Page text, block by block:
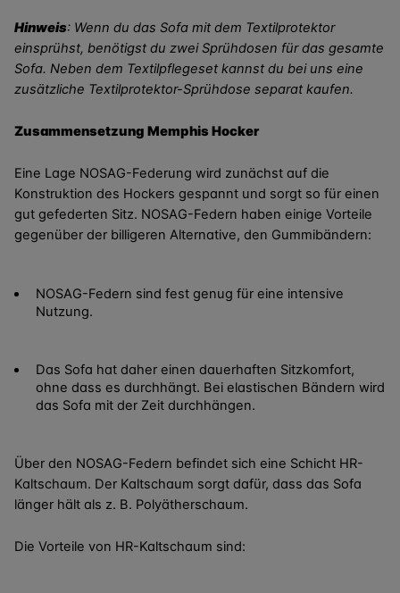
Hinweis: Wenn du das Sofa mit dem Textilprotektor
einsprühst, benötigst du zwei Sprühdosen für das gesamte
Sofa. Neben dem Textilpflegeset kannst du bei uns eine
zusätzliche Textilprotektor-Sprühdose separat kaufen.
Zusammensetzung Memphis Hocker
Eine Lage NOSAG-Federung wird zunächst auf die
Konstruktion des Hockers gespannt und sorgt so für einen
gut gefederten Sitz. NOSAG-Federn haben einige Vorteile
gegenüber der billigeren Alternative, den Gummibändern:
NOSAG-Federn sind fest genug für eine intensive
Nutzung.
Das Sofa hat daher einen dauerhaften Sitzkomfort,
ohne dass es durchhängt. Bei elastischen Bändern wird
das Sofa mit der Zeit durchhängen.
Über den NOSAG-Federn befindet sich eine Schicht HR-
Kaltschaum. Der Kaltschaum sorgt dafür, dass das Sofa
länger hält als z. B. Polyätherschaum.
Die Vorteile von HR-Kaltschaum sind: